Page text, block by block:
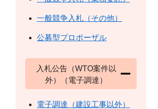
一般競争入札（その他）
公募型プロポーザル
入札公告（WTO案件以
外）（電子調達）
電子調達（建設工事以外）